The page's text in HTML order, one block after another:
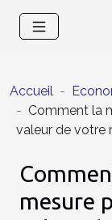
Accueil
Comment la
valeur de votre
mesure